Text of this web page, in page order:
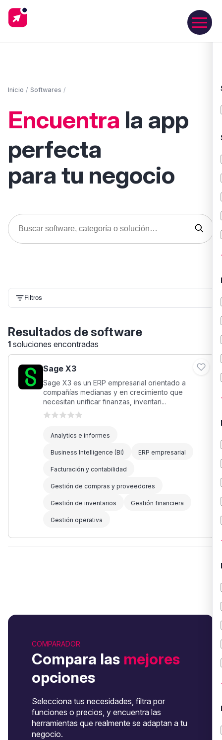
Inicio / Softwares /
Encuentra la app
perfecta
para tu negocio
Filtros
Resultados de software
1 soluciones encontradas
Sage X3
Sage X3 es un ERP empresarial orientado a
compañías medianas y en crecimiento que
necesitan unificar finanzas, inventari...
Analytics e informes
Business Intelligence (BI) ERP empresarial
Facturación y contabilidad
Gestión de compras y proveedores
Gestión de inventarios Gestión financiera
Gestión operativa
COMPARADOR
Compara las mejores
opciones
Selecciona tus necesidades, filtra por
funciones o precios, y encuentra las
herramientas que realmente se adaptan a tu
negocio.